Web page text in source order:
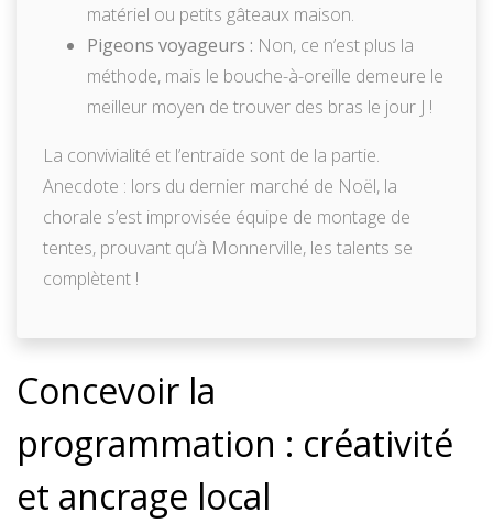
matériel ou petits gâteaux maison.
Pigeons voyageurs : Non, ce n’est plus la
méthode, mais le bouche-à-oreille demeure le
meilleur moyen de trouver des bras le jour J !
La convivialité et l’entraide sont de la partie.
Anecdote : lors du dernier marché de Noël, la
chorale s’est improvisée équipe de montage de
tentes, prouvant qu’à Monnerville, les talents se
complètent !
Concevoir la
programmation : créativité
et ancrage local